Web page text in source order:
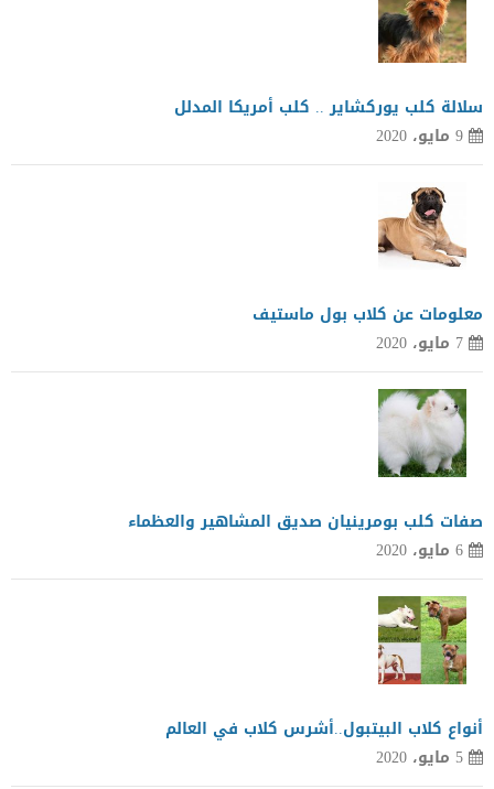
سلالة كلب يوركشاير .. كلب أمريكا المدلل
9 مايو، 2020
معلومات عن كلاب بول ماستيف
7 مايو، 2020
صفات كلب بومرينيان صديق المشاهير والعظماء
6 مايو، 2020
أنواع كلاب البيتبول..أشرس كلاب في العالم
5 مايو، 2020